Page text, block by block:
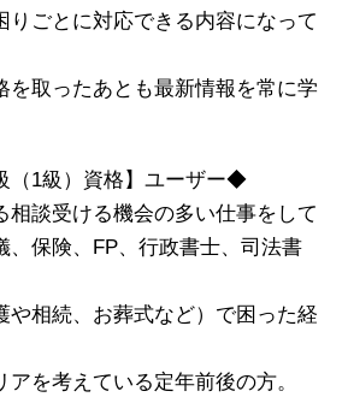
りごとに対応できる内容になって
を取ったあとも最新情報を常に学
（1級）資格】ユーザー◆
相談受ける機会の多い仕事をして
、保険、FP、行政書士、司法書
や相続、お葬式など）で困った経
アを考えている定年前後の方。